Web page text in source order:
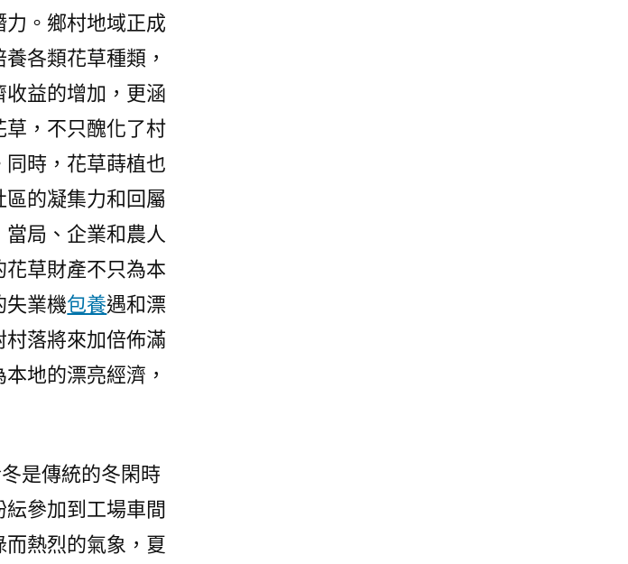
。鄉村地域正成
各類花草種類，
益的增加，更涵
，不只醜化了村
時，花草蒔植也
的凝集力和回屬
局、企業和農人
草財產不只為本
失業機包養遇和漂
落將來加倍佈滿
地的漂亮經濟，
是傳統的冬閑時
參加到工場車間
熱烈的氣象，夏